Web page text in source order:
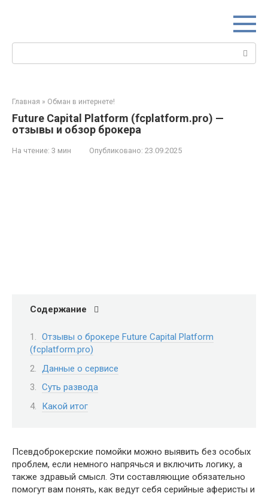
Поиск:
Главная » Обман в интернете!
Future Capital Platform (fcplatform.pro) —
отзывы и обзор брокера
На чтение: 3 мин Опубликовано: 23.09.2025
Содержание
Отзывы о брокере Future Capital Platform
(fcplatform.pro)
Данные о сервисе
Суть развода
Какой итог
Псевдоброкерские помойки можно выявить без особых
проблем, если немного напрячься и включить логику, а
также здравый смысл. Эти составляющие обязательно
помогут вам понять, как ведут себя серийные аферисты и